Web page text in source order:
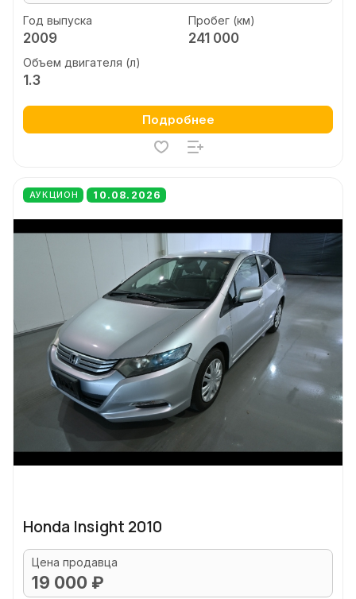
Год выпуска
2009
Пробег (км)
241 000
Объем двигателя (л)
1.3
Подробнее
АУКЦИОН 10.08.2026
Honda Insight 2010
Цена продавца
19 000 ₽